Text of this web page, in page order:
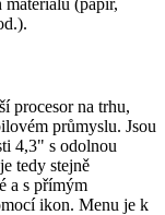
procesor na trhu,
průmyslu. Jsou
4,3" s odolnou
tedy stejně
a s přímým
ikon. Menu je k